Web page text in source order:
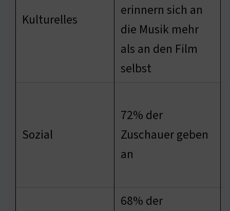
Kulturelles
erinnern sich an
die Musik mehr
als an den Film
selbst
Sozial
72% der
Zuschauer geben
an
68% der